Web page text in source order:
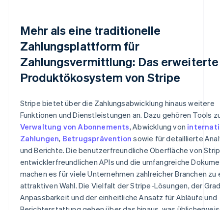
Mehr als eine traditionelle
Zahlungsplattform für
Zahlungsvermittlung: Das erweiterte
Produktökosystem von Stripe
Stripe bietet über die Zahlungsabwicklung hinaus weitere
Funktionen und Dienstleistungen an. Dazu gehören Tools
Verwaltung von Abonnements, Abwicklung von
Zahlungen, Betrugsprävention sowie für detaillierte
und Berichte. Die benutzerfreundliche Oberfläche von
entwicklerfreundlichen APIs und die umfangreiche
machen es für viele Unternehmen zahlreicher Branchen zu
attraktiven Wahl. Die Vielfalt der Stripe-Lösungen, der
Anpassbarkeit und der einheitliche Ansatz für Abläufe und